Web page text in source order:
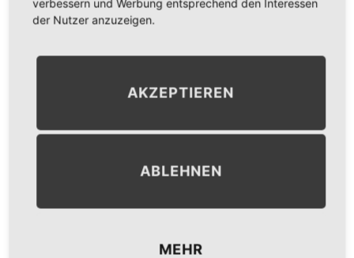
verbessern und Werbung entsprechend den Interessen
der Nutzer anzuzeigen.
AKZEPTIEREN
ABLEHNEN
MEHR